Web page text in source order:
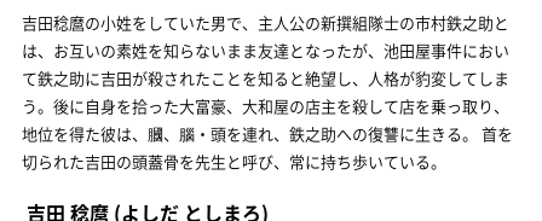
吉田稔麿の小姓をしていた男で、主人公の新撰組隊士の市村鉄之助と
は、お互いの素姓を知らないまま友達となったが、池田屋事件におい
て鉄之助に吉田が殺されたことを知ると絶望し、人格が豹変してしま
う。後に自身を拾った大富豪、大和屋の店主を殺して店を乗っ取り、
地位を得た彼は、膕、腦・頭を連れ、鉄之助への復讐に生きる。 首を
切られた吉田の頭蓋骨を先生と呼び、常に持ち歩いている。
吉田 稔麿 (よしだ としまろ)